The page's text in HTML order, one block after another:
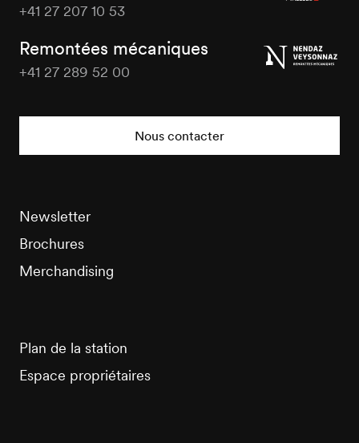
+41 27 207 10 53
Remontées mécaniques
+41 27 289 52 00
Nous contacter
Newsletter
Brochures
Merchandising
Plan de la station
Espace propriétaires